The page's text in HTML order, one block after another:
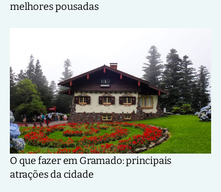
melhores pousadas
O que fazer em Gramado: principais
atrações da cidade